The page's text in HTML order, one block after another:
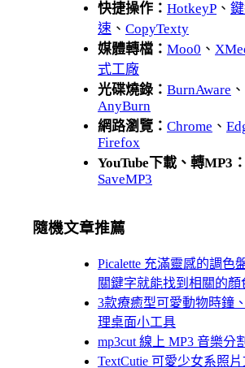
快捷操作： HotkeyP 、
速 、 CopyTexty
媒體轉檔： Moo0 、
式工廠
光碟燒錄： BurnAware 、
AnyBurn
網路瀏覽： Chrome 、
Firefox
YouTube下載、轉MP3：
SaveMP3
隨機文章推薦
Picalette 充滿靈感的調色
關鍵字就能找到相關的顏
3款療癒型可愛動物時鐘
理桌面小工具
mp3cut 線上 MP3 音樂分
TextCutie 可愛少女系照